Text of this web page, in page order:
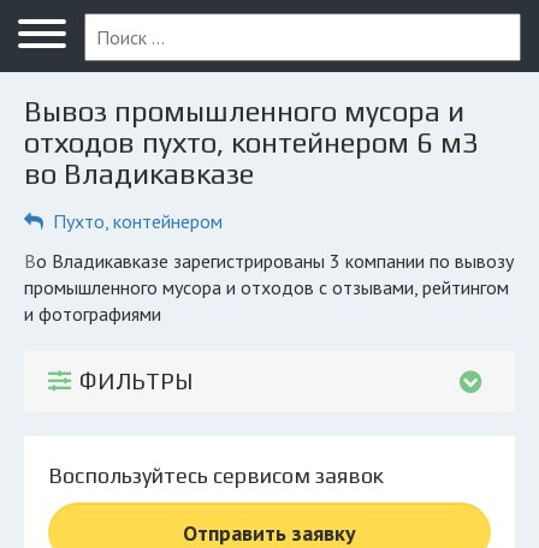
Меню
Главная
Вопрос юристу
Владикавказ
ПОЛЬЗОВАТЕЛЯМ
Компании
Экоблог
Личный кабинет
Вывоз промышленного мусора и
отходов пухто, контейнером 6 м3
во Владикавказе
Пухто, контейнером
во Владикавказе зарегистрированы 3 компании по вывозу
промышленного мусора и отходов с отзывами, рейтингом
и фотографиями
ФИЛЬТРЫ
Воспользуйтесь сервисом заявок
Отправить заявку